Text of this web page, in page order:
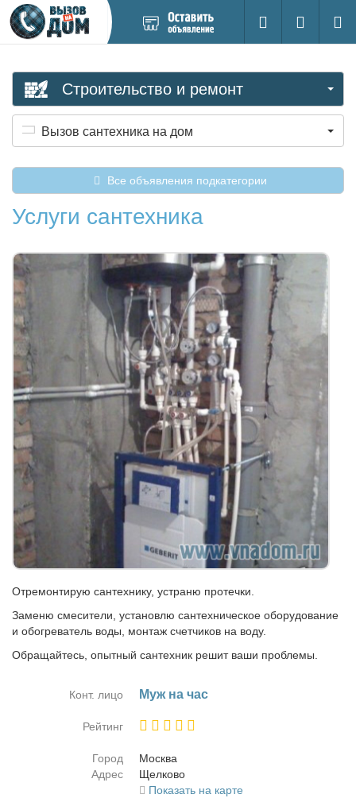
новое
Поиск
Вход на
Строительство и ремонт
Вызов сантехника на дом
Все объявления подкатегории
Услуги сантехника
Отремонтирую сантехнику, устраню протечки.
Заменю смесители, установлю сантехническое оборудование
и обогреватель воды, монтаж счетчиков на воду.
Обращайтесь, опытный сантехник решит ваши проблемы.
Конт. лицо Муж на час
Рейтинг
Город
Москва
Адрес
Щел­ко­во
Показать на карте